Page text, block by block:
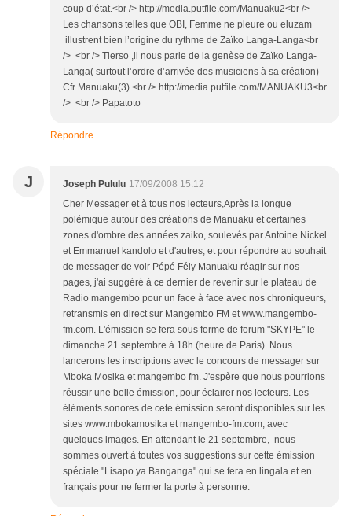
coup d’état.<br /> http://media.putfile.com/Manuaku2<br />
Les chansons telles que OBI, Femme ne pleure ou eluzam
illustrent bien l’origine du rythme de Zaïko Langa-Langa<br
/> <br /> Tierso ,il nous parle de la genèse de Zaïko Langa-
Langa( surtout l’ordre d’arrivée des musiciens à sa création)
Cfr Manuaku(3).<br /> http://media.putfile.com/MANUAKU3<br
/> <br /> Papatoto
Répondre
J Joseph Pululu 17/09/2008 15:12
Cher Messager et à tous nos lecteurs,Après la longue
polémique autour des créations de Manuaku et certaines
zones d'ombre des années zaiko, soulevés par Antoine Nickel
et Emmanuel kandolo et d'autres; et pour répondre au souhait
de messager de voir Pépé Fély Manuaku réagir sur nos
pages, j'ai suggéré à ce dernier de revenir sur le plateau de
Radio mangembo pour un face à face avec nos chroniqueurs,
retransmis en direct sur Mangembo FM et www.mangembo-
fm.com. L'émission se fera sous forme de forum "SKYPE" le
dimanche 21 septembre à 18h (heure de Paris). Nous
lancerons les inscriptions avec le concours de messager sur
Mboka Mosika et mangembo fm. J'espère que nous pourrions
réussir une belle émission, pour éclairer nos lecteurs. Les
éléments sonores de cete émission seront disponibles sur les
sites www.mbokamosika et mangembo-fm.com, avec
quelques images. En attendant le 21 septembre, nous
sommes ouvert à toutes vos suggestions sur cette émission
spéciale "Lisapo ya Banganga" qui se fera en lingala et en
français pour ne fermer la porte à personne.